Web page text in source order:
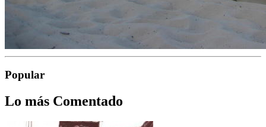
Popular
Lo más Comentado